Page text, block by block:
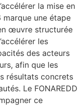
la mise en
une étape
œuvre structurée
les
des acteurs
afin que les
résultats concrets
Le FONAREDD
ce